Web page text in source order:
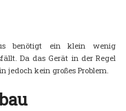
benötigt ein klein wenig
Da das Gerät in der Regel
jedoch kein großes Problem.